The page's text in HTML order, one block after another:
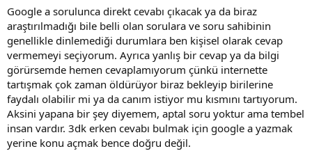
Google a sorulunca direkt cevabı çıkacak ya da biraz
araştırılmadığı bile belli olan sorulara ve soru sahibinin
genellikle dinlemediği durumlara ben kişisel olarak cevap
vermemeyi seçiyorum. Ayrıca yanlış bir cevap ya da bilgi
görürsemde hemen cevaplamıyorum çünkü internette
tartışmak çok zaman öldürüyor biraz bekleyip birilerine
faydalı olabilir mi ya da canım istiyor mu kısmını tartıyorum.
Aksini yapana bir şey diyemem, aptal soru yoktur ama tembel
insan vardır. 3dk erken cevabı bulmak için google a yazmak
yerine konu açmak bence doğru değil.